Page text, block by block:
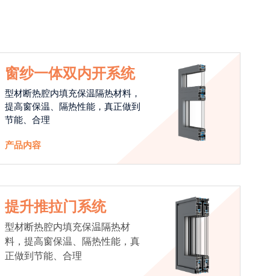
窗纱一体双内开系统
型材断热腔内填充保温隔热材料，
提高窗保温、隔热性能，真正做到
节能、合理
产品内容
提升推拉门系统
型材断热腔内填充保温隔热材
料，提高窗保温、隔热性能，真
正做到节能、合理